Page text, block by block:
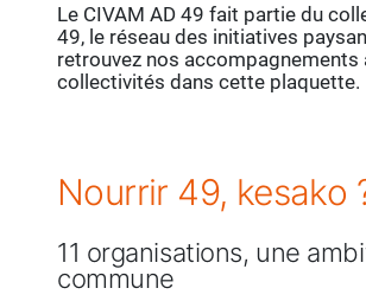
Le CIVAM AD 49 fait partie du
49, le réseau des initiatives
retrouvez nos accompagnements
collectivités dans cette plaquette.
Nourrir 49, kesako
11 organisations, une
commune